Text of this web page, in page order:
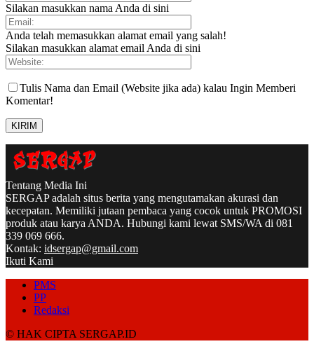
Silakan masukkan nama Anda di sini
Anda telah memasukkan alamat email yang salah!
Silakan masukkan alamat email Anda di sini
Tulis Nama dan Email (Website jika ada) kalau Ingin Memberi
Komentar!
Tentang Media Ini
SERGAP adalah situs berita yang mengutamakan akurasi dan
kecepatan. Memiliki jutaan pembaca yang cocok untuk PROMOSI
produk atau karya ANDA. Hubungi kami lewat SMS/WA di 081
339 069 666.
Kontak: idsergap@gmail.com
Ikuti Kami
PMS
PP
Redaksi
© HAK CIPTA SERGAP.ID